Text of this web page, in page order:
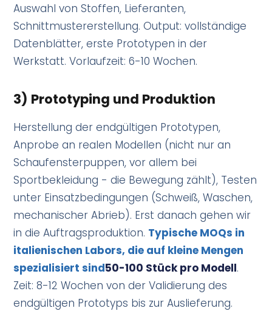
Auswahl von Stoffen, Lieferanten,
Schnittmustererstellung. Output: vollständige
Datenblätter, erste Prototypen in der
Werkstatt. Vorlaufzeit: 6-10 Wochen.
3) Prototyping und Produktion
Herstellung der endgültigen Prototypen,
Anprobe an realen Modellen (nicht nur an
Schaufensterpuppen, vor allem bei
Sportbekleidung - die Bewegung zählt), Testen
unter Einsatzbedingungen (Schweiß, Waschen,
mechanischer Abrieb). Erst danach gehen wir
in die Auftragsproduktion. Typische MOQs in
italienischen Labors, die auf kleine Mengen
spezialisiert sind50-100 Stück pro Modell.
Zeit: 8-12 Wochen von der Validierung des
endgültigen Prototyps bis zur Auslieferung.